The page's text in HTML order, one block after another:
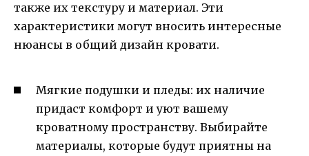
также их текстуру и материал. Эти
характеристики могут вносить интересные
нюансы в общий дизайн кровати.
Мягкие подушки и пледы: их наличие
придаст комфорт и уют вашему
кроватному пространству. Выбирайте
материалы, которые будут приятны на